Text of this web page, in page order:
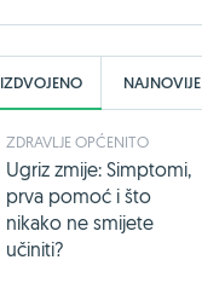
IZDVOJENO NAJNOVIJE
ZDRAVLJE OPĆENITO
Ugriz zmije: Simptomi,
prva pomoć i što
nikako ne smijete
učiniti?